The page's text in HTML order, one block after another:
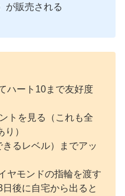
が販売される
ハート10まで友好度
トを見る（これも全
）
るレベル）までアッ
ヤモンドの指輪を渡す
後に自宅から出ると